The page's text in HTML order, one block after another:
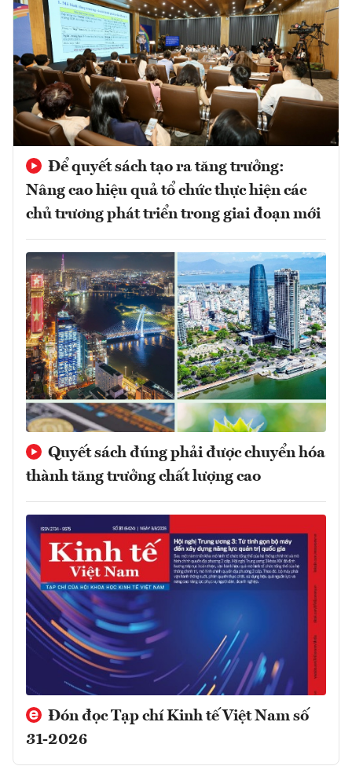
Để quyết sách tạo ra tăng trưởng:
Nâng cao hiệu quả tổ chức thực hiện các
chủ trương phát triển trong giai đoạn mới
Quyết sách đúng phải được chuyển hóa
thành tăng trưởng chất lượng cao
Đón đọc Tạp chí Kinh tế Việt Nam số
31-2026